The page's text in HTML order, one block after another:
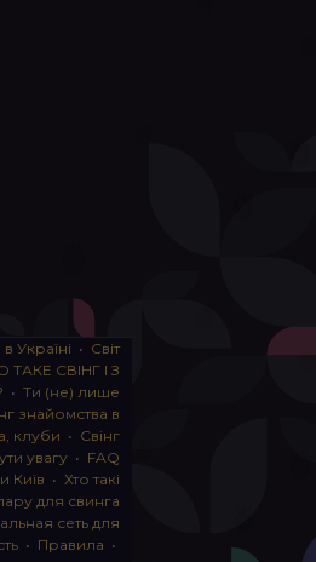
Україні • Світ
ТАКЕ СВІНГ І З
• Ти (не) лише
знайомства в
клуби • Свінг
увагу • FAQ
Київ • Хто такі
для свинга
сеть для
• Правила •